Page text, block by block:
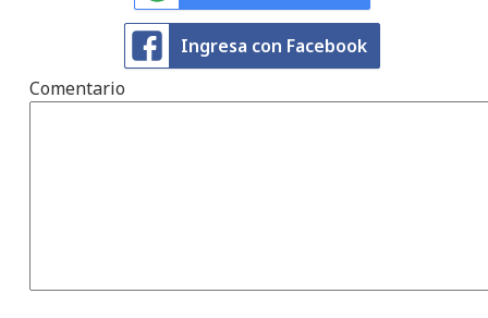
Ingresa con Facebook
Comentario